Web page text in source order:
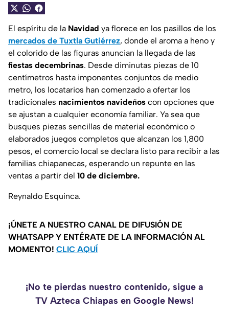
El espíritu de la Navidad ya florece en los pasillos de los
mercados de Tuxtla Gutiérrez, donde el aroma a heno y
el colorido de las figuras anuncian la llegada de las
fiestas decembrinas. Desde diminutas piezas de 10
centímetros hasta imponentes conjuntos de medio
metro, los locatarios han comenzado a ofertar los
tradicionales nacimientos navideños con opciones que
se ajustan a cualquier economía familiar. Ya sea que
busques piezas sencillas de material económico o
elaborados juegos completos que alcanzan los 1,800
pesos, el comercio local se declara listo para recibir a las
familias chiapanecas, esperando un repunte en las
ventas a partir del 10 de diciembre.
Reynaldo Esquinca.
¡ÚNETE A NUESTRO CANAL DE DIFUSIÓN DE
WHATSAPP Y ENTÉRATE DE LA INFORMACIÓN AL
MOMENTO! CLIC AQUÍ
¡No te pierdas nuestro contenido, sigue a
TV Azteca Chiapas en Google News!